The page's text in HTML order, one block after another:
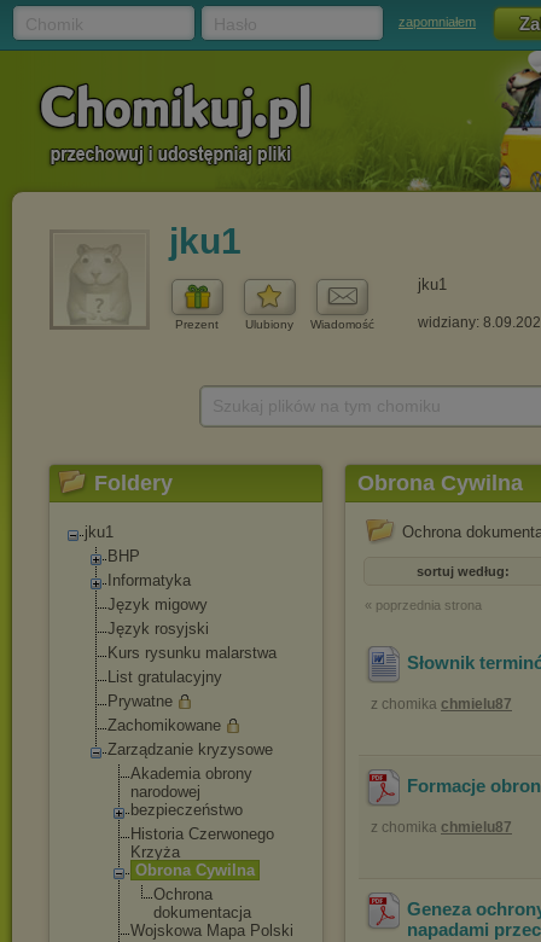
zapomniałem
jku1
Prezent Ulubiony Wiadomość
jku1
widziany:
Foldery
jku1
BHP
Informatyka
Język migowy
Język rosyjski
Kurs rysunku malarstwa
List gratulacyjny
Prywatne
Zachomikowane
Zarządzanie kryzysowe
Akademia obrony
narodowej
bezpieczeństwo
Historia Czerwonego
Krzyża
Obrona Cywilna
Ochrona
dokumentacja
Wojskowa Mapa Polski
Obrona Cywilna
Ochrona
sortuj według:
« poprzednia strona
Słownik
z chomika chmielu87
Formacje
z chomika chmielu87
Geneza
napadami